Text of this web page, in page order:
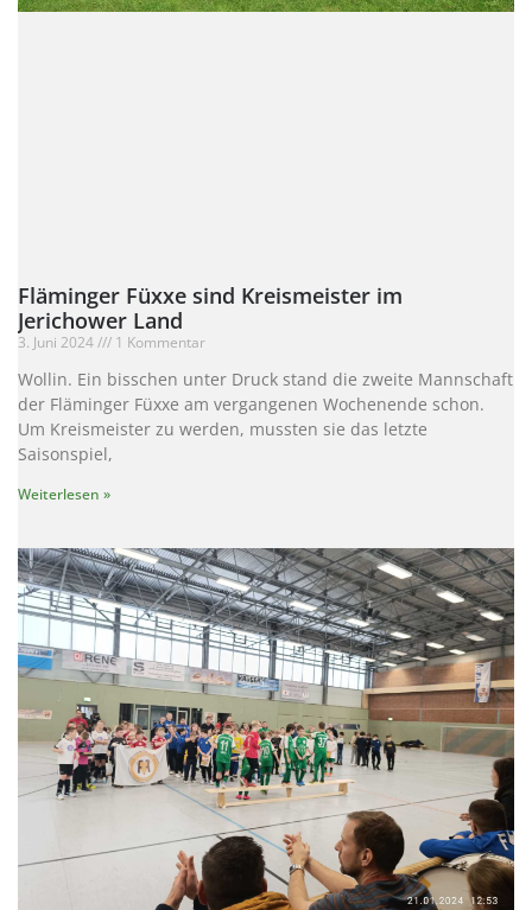
Fläminger Füxxe sind Kreismeister im
Jerichower Land
3. Juni 2024 1 Kommentar
Wollin. Ein bisschen unter Druck stand die zweite Mannschaft
der Fläminger Füxxe am vergangenen Wochenende schon.
Um Kreismeister zu werden, mussten sie das letzte
Saisonspiel,
Weiterlesen »